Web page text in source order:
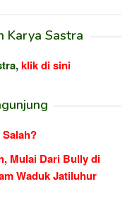
Karya Sastra
klik di sini
Mulai Dari Bully di
Waduk Jatiluhur